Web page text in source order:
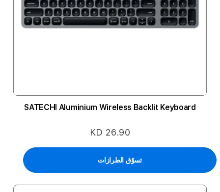
SATECHI Aluminium Wireless Backlit Keyboard
KD 26.90
تسوّق الطرازات